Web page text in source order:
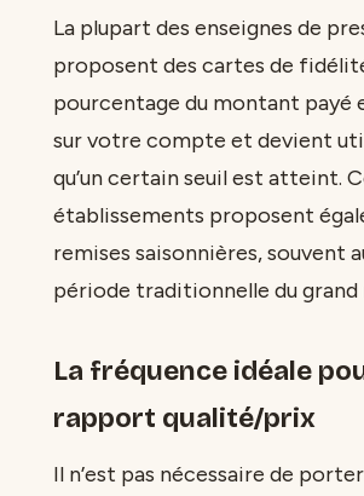
La plupart des enseignes de
proposent des cartes de
pourcentage du montant payé
sur votre compte et devient
qu’un certain seuil est atteint.
établissements proposent
remises saisonnières, souvent
période traditionnelle du grand
La fréquence idéale
rapport qualité/prix
Il n’est pas nécessaire de